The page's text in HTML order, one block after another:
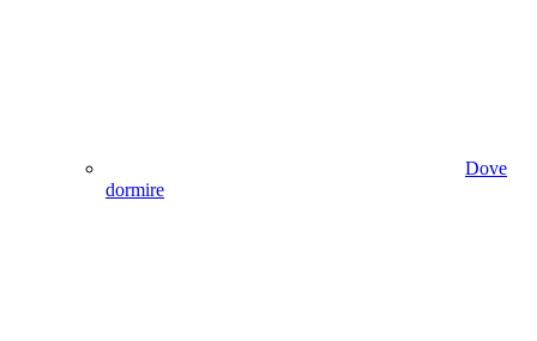
Dove
dormire